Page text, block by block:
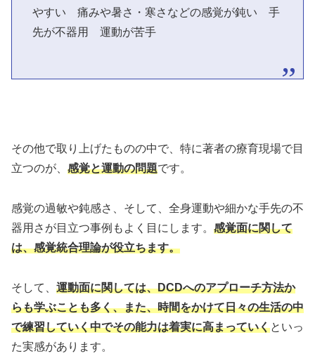
やすい 痛みや暑さ・寒さなどの感覚が鈍い 手
先が不器用 運動が苦手
その他で取り上げたものの中で、特に著者の療育現場で目
立つのが、 感覚と運動の問題です。
感覚の過敏や鈍感さ、そして、全身運動や細かな手先の不
器用さが目立つ事例もよく目にします。 感覚面に関して
は、感覚統合理論が役立ちます。
そして、 運動面に関しては、DCDへのアプローチ方法か
らも学ぶことも多く、また、時間をかけて日々の生活の中
で練習していく中でその能力は着実に高まっていくといっ
た実感があります。